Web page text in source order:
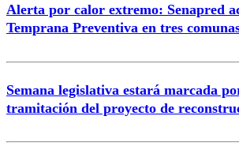
Alerta por calor extremo: Senapred
Temprana Preventiva en tres
Semana legislativa estará marcada
tramitación del proyecto de